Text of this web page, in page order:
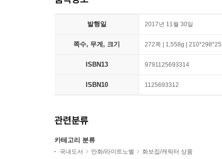
발행일 2017년 11월 30일
쪽수, 무게, 크기 272쪽 | 1,558g |
ISBN13 9791125693314
ISBN10 1125693312
관련분류
카테고리 분류
국내도서 만화/라이트노벨 화보집/캐릭터 상품